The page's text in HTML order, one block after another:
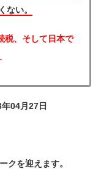
ない。
税、そして日本で
04月27日
クを迎えます。